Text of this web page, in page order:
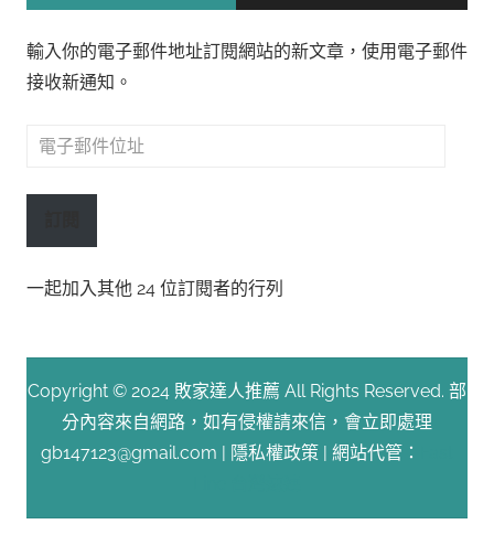
輸入你的電子郵件地址訂閱網站的新文章，使用電子郵件
接收新通知。
電
郵
址
一起加入其他 24 位訂閱者的行列
Copyright © 2024 敗家達人推薦 All Rights Reserved. 部
分內容來自網路，如有侵權請來信，會立即處理
gb147123@gmail.com | 隱私權政策 | 網站代管：